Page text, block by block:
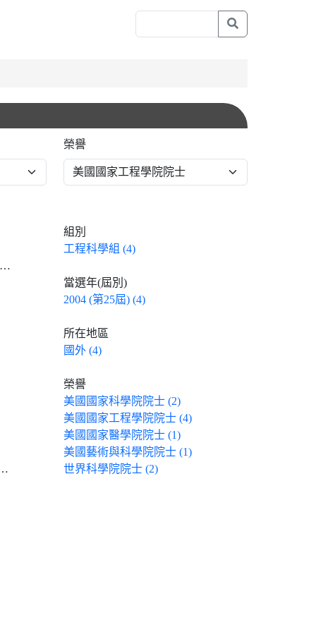
榮譽
組別
工程科學組 (4)
當選年(屆別)
2004 (第25屆) (4)
所在地區
國外 (4)
榮譽
美國國家科學院院士 (2)
美國國家工程學院院士 (4)
美國國家醫學院院士 (1)
美國藝術與科學院院士 (1)
世界科學院院士 (2)